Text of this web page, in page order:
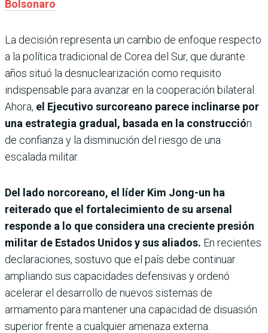
Bolsonaro
La decisión representa un cambio de enfoque respecto
a la política tradicional de Corea del Sur, que durante
años situó la desnuclearización como requisito
indispensable para avanzar en la cooperación bilateral.
Ahora, el Ejecutivo surcoreano parece inclinarse por
una estrategia gradual, basada en la construcción
de confianza y la disminución del riesgo de una
escalada militar.
Del lado norcoreano, el líder Kim Jong-un ha
reiterado que el fortalecimiento de su arsenal
responde a lo que considera una creciente presión
militar de Estados Unidos y sus aliados. En recientes
declaraciones, sostuvo que el país debe continuar
ampliando sus capacidades defensivas y ordenó
acelerar el desarrollo de nuevos sistemas de
armamento para mantener una capacidad de disuasión
superior frente a cualquier amenaza externa.